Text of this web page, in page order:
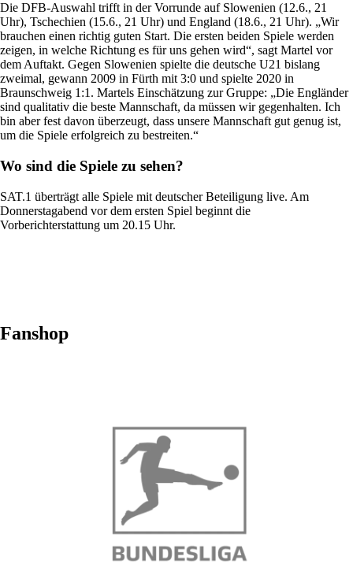
Die DFB-Auswahl trifft in der Vorrunde auf Slowenien (12.6., 21
Uhr), Tschechien (15.6., 21 Uhr) und England (18.6., 21 Uhr). „Wir
brauchen einen richtig guten Start. Die ersten beiden Spiele werden
zeigen, in welche Richtung es für uns gehen wird“, sagt Martel vor
dem Auftakt. Gegen Slowenien spielte die deutsche U21 bislang
zweimal, gewann 2009 in Fürth mit 3:0 und spielte 2020 in
Braunschweig 1:1. Martels Einschätzung zur Gruppe: „Die Engländer
sind qualitativ die beste Mannschaft, da müssen wir gegenhalten. Ich
bin aber fest davon überzeugt, dass unsere Mannschaft gut genug ist,
um die Spiele erfolgreich zu bestreiten.“
Wo sind die Spiele zu sehen?
SAT.1 überträgt alle Spiele mit deutscher Beteiligung live. Am
Donnerstagabend vor dem ersten Spiel beginnt die
Vorberichterstattung um 20.15 Uhr.
Fanshop